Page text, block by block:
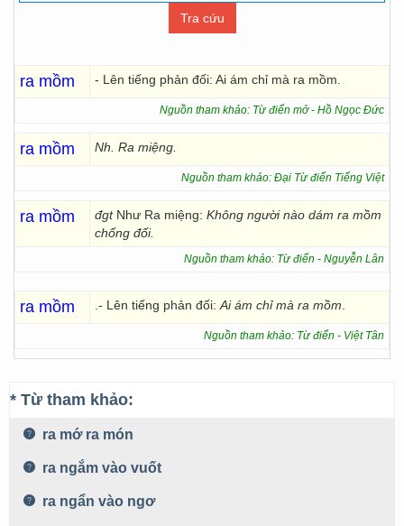
ra mồm - Lên tiếng phản đối: Ai ám chỉ mà ra mồm.
Nguồn tham khảo: Từ điển mở - Hồ Ngọc Đức
ra mồm Nh. Ra miệng.
Nguồn tham khảo: Đại Từ điển Tiếng Việt
ra mồm đgt Như Ra miệng: Không người nào dám ra mồm
chống đối.
Nguồn tham khảo: Từ điển - Nguyễn Lân
ra mồm .- Lên tiếng phản đối: Ai ám chỉ mà ra mồm
Nguồn tham khảo: Từ điển - Việt Tân
* Từ tham khảo:
ra mớ ra món
ra ngắm vào vuốt
ra ngẩn vào ngơ